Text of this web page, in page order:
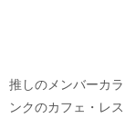
推しのメンバーカ
ンクのカフェ・レ